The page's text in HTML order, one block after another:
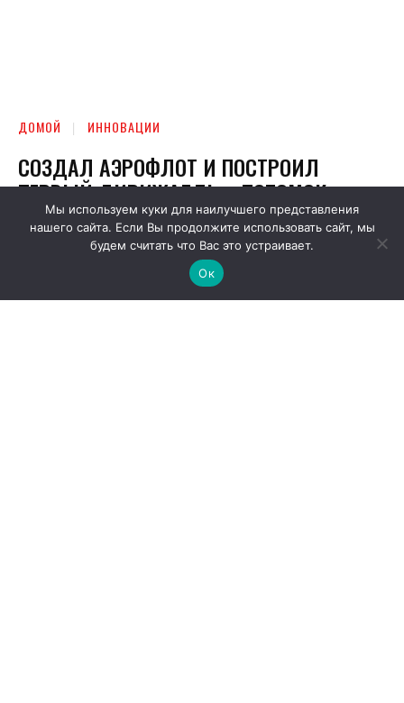
Мы используем куки для наилучшего представления
нашего сайта. Если Вы продолжите использовать сайт, мы
будем считать что Вас это устраивает.
Ок